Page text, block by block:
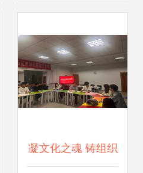
育体验活动
凝文化之魂 铸组织